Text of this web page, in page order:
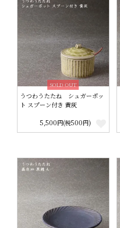
SOLD OUT
うつわうたたね シュガーポッ
ト スプーン付き 黄灰
5,500円(税500円)